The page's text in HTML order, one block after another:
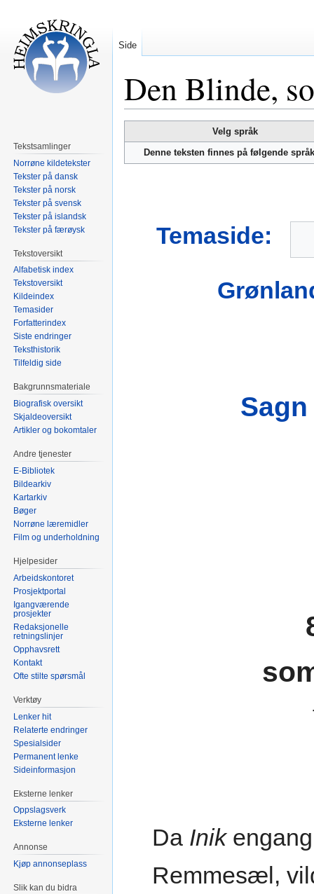
Den Blinde,
til
navigering
til
Velg språk
Denne teksten finnes på følgende
Temaside:
Da Inikengang
Remmesæl,
Side
Tekstsamlinger
Norrøne kildetekster
Tekster på dansk
Tekster på norsk
Tekster på svensk
Tekster på islandsk
Tekster på færøysk
Tekstoversikt
Alfabetisk index
Tekstoversikt
Kildeindex
Temasider
Forfatterindex
Siste endringer
Teksthistorik
Tilfeldig side
Bakgrunnsmateriale
Biografisk oversikt
Skjaldeoversikt
Artikler og bokomtaler
Andre tjenester
E-Bibliotek
Bildearkiv
Kartarkiv
Bøger
Norrøne læremidler
Film og underholdning
Hjelpesider
Arbeidskontoret
Prosjektportal
Igangværende
prosjekter
Redaksjonelle
retningslinjer
Opphavsrett
Kontakt
Ofte stilte spørsmål
Verktøy
Lenker hit
Relaterte endringer
Spesialsider
Permanent lenke
Sideinformasjon
Eksterne lenker
Oppslagsverk
Eksterne lenker
Annonse
Kjøp annonseplass
Slik kan du bidra